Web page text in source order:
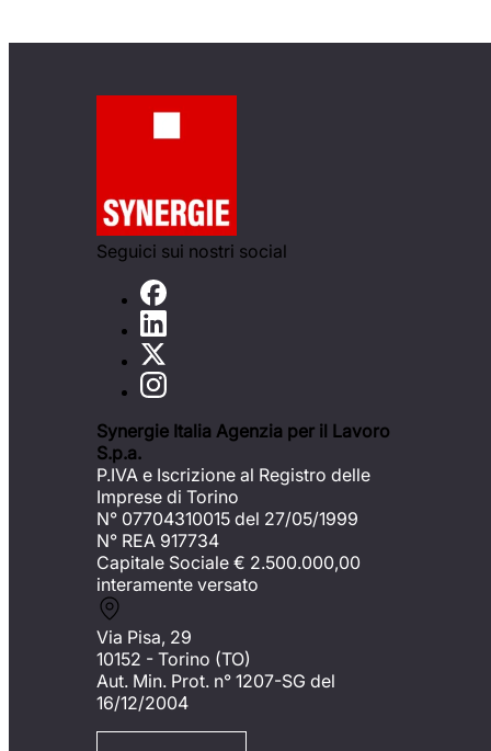
Seguici sui nostri social
Synergie Italia Agenzia per il Lavoro
S.p.a.
P.IVA e Iscrizione al Registro delle
Imprese di Torino
N° 07704310015 del 27/05/1999
N° REA 917734
Capitale Sociale € 2.500.000,00
interamente versato
Via Pisa, 29
10152 - Torino (TO)
Aut. Min. Prot. n° 1207-SG del
16/12/2004